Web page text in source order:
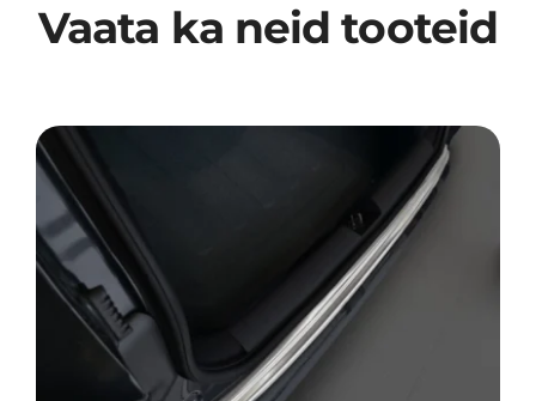
Vaata ka neid tooteid